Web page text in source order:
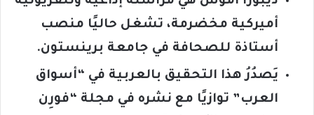
أميركية مخضرمة، تشغل حاليًا منصب
أستاذة للصحافة في جامعة برينستون.
يَصدُرُ هذا التحقيق بالعربية في “أسواق
العرب” توازيًا مع نشره في مجلة “فورِن